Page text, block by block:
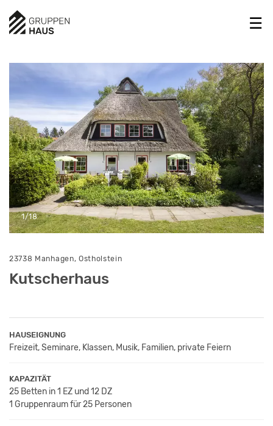
1/18
23738 Manhagen, Ostholstein
Kutscherhaus
HAUSEIGNUNG
Freizeit, Seminare, Klassen, Musik, Familien, private Feiern
KAPAZITÄT
25 Betten in 1 EZ und 12 DZ
1 Gruppenraum für 25 Personen